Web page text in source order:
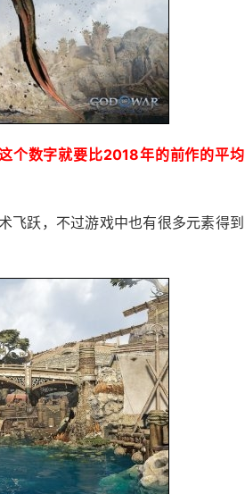
个数字就要比2018年的前作的平均
飞跃，不过游戏中也有很多元素得到